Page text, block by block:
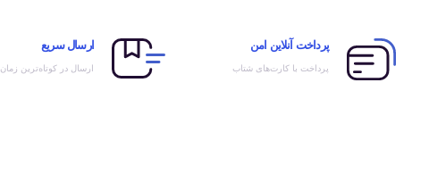
پرداخت آنلاین امن
پرداخت با کارت‌های شتاب
ارسال سریع
ارسال در کوتاه‌ترین زمان